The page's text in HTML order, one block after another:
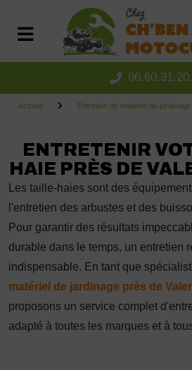
Accueil Entretien de matériel de jardinage
ENTRETENIR
HAIE PRÈS DE
Les taille-haies sont des
l'entretien des arbustes et des
Pour garantir des résultats
durable dans le temps, un entretien
indispensable. En tant que
matériel de jardinage près de
proposons un service complet
adapté à toutes les marques et à
Panneau de gestion des cookies